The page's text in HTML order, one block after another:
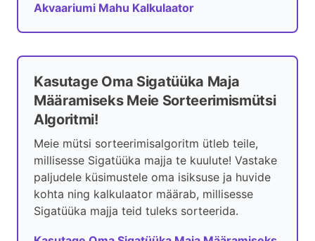
Akvaariumi Mahu Kalkulaator
Kasutage Oma Sigatüüka Maja
Määramiseks Meie Sorteerimismütsi
Algoritmi!
Meie mütsi sorteerimisalgoritm ütleb teile,
millisesse Sigatüüka majja te kuulute! Vastake
paljudele küsimustele oma isiksuse ja huvide
kohta ning kalkulaator määrab, millisesse
Sigatüüka majja teid tuleks sorteerida.